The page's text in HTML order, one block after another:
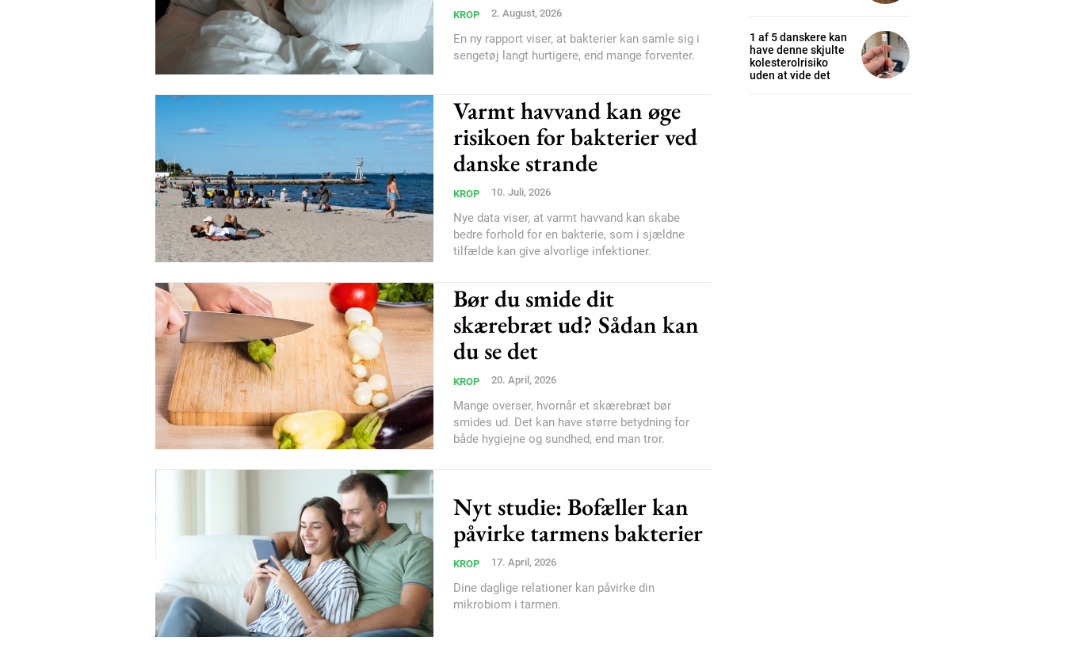
Subscription Plans
Free limited access
Gratis / forever
Ut mollis pellentesque tortor
Nullam eu erat condimentum
Donec quis est ac felis
Orci varius natoque dolor
Member full access
100
Ut mollis pellentesque tortor
Nullam eu erat condimentum
KROP 2. August, 2026
En ny rapport viser, at bakterier kan samle sig i
sengetøj langt hurtigere, end mange forventer.
Varmt havvand kan øge
risikoen for bakterier ved
danske strande
KROP 10. Juli, 2026
Nye data viser, at varmt havvand kan skabe
bedre forhold for en bakterie, som i sjældne
tilfælde kan give alvorlige infektioner.
Bør du smide dit
skærebræt ud? Sådan kan
du se det
KROP 20. April, 2026
Mange overser, hvornår et skærebræt bør
smides ud. Det kan have større betydning for
både hygiejne og sundhed, end man tror.
Nyt studie: Bofæller kan
påvirke tarmens bakterier
KROP 17. April, 2026
Dine daglige relationer kan påvirke din
mikrobiom i tarmen.
1 af 5 danskere kan
have denne skjulte
kolesterolrisiko
uden at vide det